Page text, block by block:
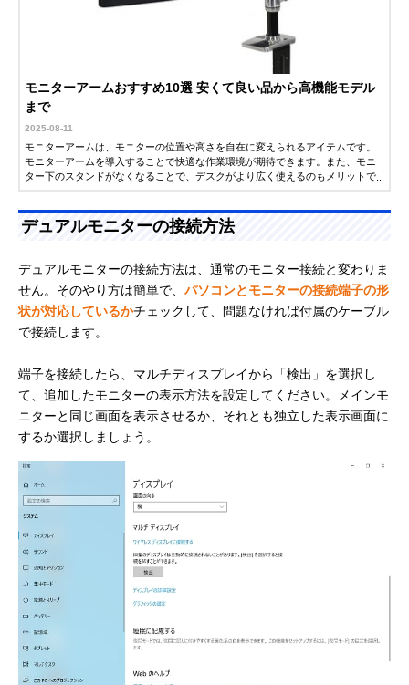
モニターアームおすすめ10選 安くて良い品から高機能モデル
まで
2025-08-11
モニターアームは、モニターの位置や高さを自在に変えられるアイテムです。
モニターアームを導入することで快適な作業環境が期待できます。また、モニ
ター下のスタンドがなくなることで、デスクがより広く使えるのもメリットで
デュアルモニターの接続方法
デュアルモニターの接続方法は、通常のモニター接続と変わりま
せん。そのやり方は簡単で、 パソコンとモニターの接続端子の形
状が対応しているかチェックして、問題なければ付属のケーブル
で接続します。
端子を接続したら、マルチディスプレイから「検出」を選択し
て、追加したモニターの表示方法を設定してください。メインモ
ニターと同じ画面を表示させるか、それとも独立した表示画面に
するか選択しましょう。